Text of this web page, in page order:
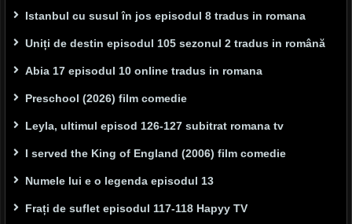
Istanbul cu susul în jos episodul 8 tradus in romana
Uniți de destin episodul 105 sezonul 2 tradus in română
Abia 17 episodul 10 online tradus in romana
Preschool (2026) film comedie
Leyla, ultimul episod 126-127 subitrat romana tv
I served the King of England (2006) film comedie
Numele lui e o legenda episodul 13
Frați de suflet episodul 117-118 Hapyy TV